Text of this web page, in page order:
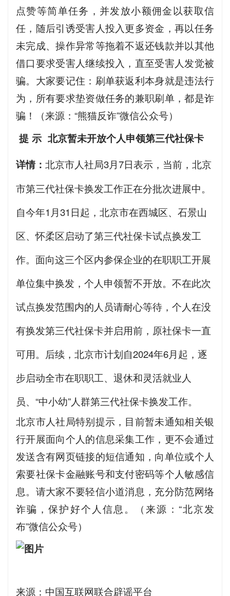
点赞等简单任务，并发放小额佣金以获取信
任，随后引诱受害人投入更多资金，再以任务
未完成、操作异常等拖着不返还钱款并以其他
借口要求受害人继续投入，直至受害人发觉被
骗。大家要记住：刷单获返利本身就是违法行
为，所有要求垫资做任务的兼职刷单，都是诈
骗！（来源：“熊猫反诈”微信公众号）
提 示 北京暂未开放个人申领第三代社保卡
详情： 北京市人社局3月7日表示，当前，北京
市第三代社保卡换发工作正在分批次进展中。
自今年1月31日起，北京市在西城区、石景山
区、怀柔区启动了第三代社保卡试点换发工
作。面向这三个区内参保企业的在职职工开展
单位集中换发，个人申领暂不开放。不在此次
试点换发范围内的人员请耐心等待，个人在没
有换发第三代社保卡并启用前，原社保卡一直
可用。后续，北京市计划自2024年6月起，逐
步启动全市在职职工、退休和灵活就业人
员、“中小幼”人群第三代社保卡换发工作。
北京市人社局特别提示，目前暂未通知相关银
行开展面向个人的信息采集工作，更不会通过
发送含有网页链接的短信通知，向单位或个人
索要社保卡金融账号和支付密码等个人敏感信
息。请大家不要轻信小道消息，充分防范网络
诈骗，保护好个人信息。（来源：“北京发
布”微信公众号）
来源：中国互联网联合辟谣平台